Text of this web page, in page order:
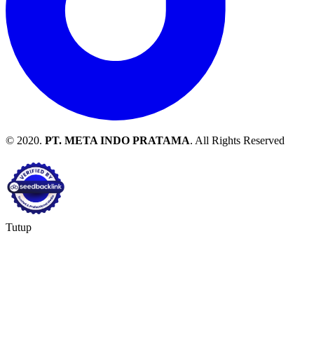
© 2020. PT. META INDO PRATAMA. All Rights Reserved
Tutup